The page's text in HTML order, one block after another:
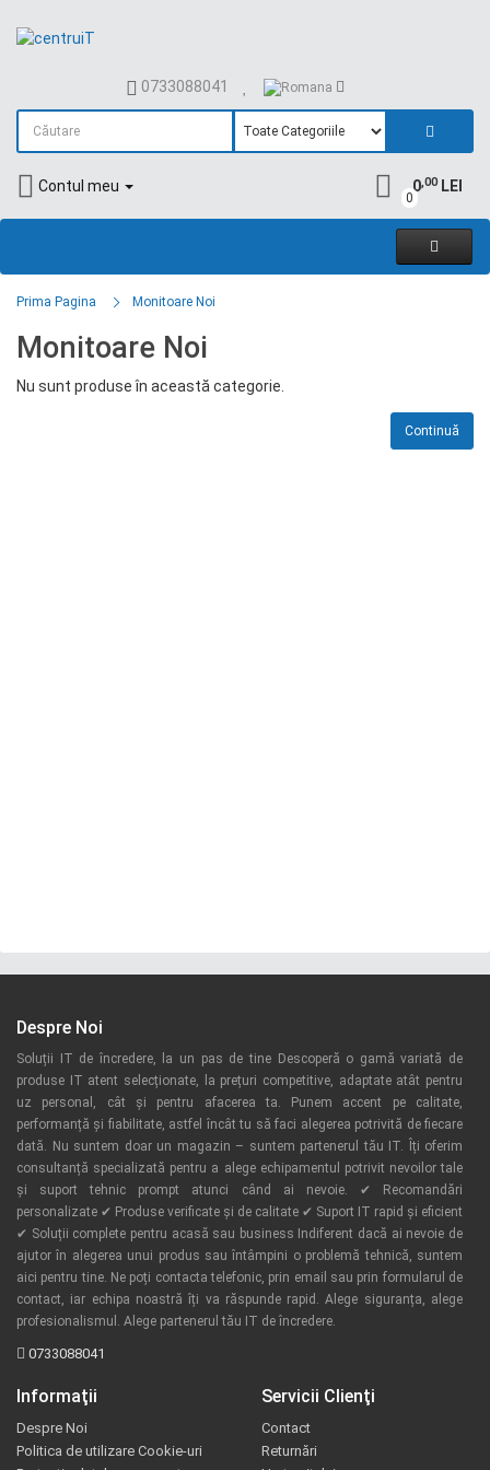
0733088041
Contul meu
0
0,00LEI
Prima Pagina Monitoare Noi
Monitoare Noi
Nu sunt produse în această categorie.
Continuă
Despre Noi
Soluții IT de încredere, la un pas de tine Descoperă o gamă variată de
produse IT atent selecționate, la prețuri competitive, adaptate atât pentru
uz personal, cât și pentru afacerea ta. Punem accent pe calitate,
performanță și fiabilitate, astfel încât tu să faci alegerea potrivită de fiecare
dată. Nu suntem doar un magazin – suntem partenerul tău IT. Îți oferim
consultanță specializată pentru a alege echipamentul potrivit nevoilor tale
și suport tehnic prompt atunci când ai nevoie. ✔ Recomandări
personalizate ✔ Produse verificate și de calitate ✔ Suport IT rapid și eficient
✔ Soluții complete pentru acasă sau business Indiferent dacă ai nevoie de
ajutor în alegerea unui produs sau întâmpini o problemă tehnică, suntem
aici pentru tine. Ne poți contacta telefonic, prin email sau prin formularul de
contact, iar echipa noastră îți va răspunde rapid. Alege siguranța, alege
profesionalismul. Alege partenerul tău IT de încredere.
0733088041
Informaţii
Despre Noi
Politica de utilizare Cookie-uri
Servicii Clienţi
Contact
Returnări